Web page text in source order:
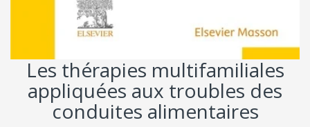
Les thérapies multifamiliales
appliquées aux troubles des
conduites alimentaires